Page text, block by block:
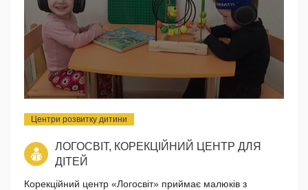
Центри розвитку дитини
ЛОГОСВІТ, КОРЕКЦІЙНИЙ ЦЕНТР ДЛЯ
ДІТЕЙ
Корекційний центр «Логосвіт» приймає малюків з